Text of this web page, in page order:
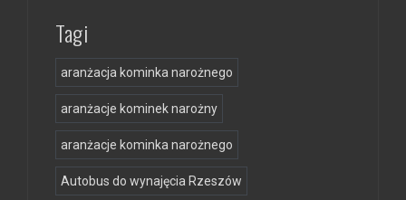
Tagi
aranżacja kominka narożnego
aranżacje kominek narożny
aranżacje kominka narożnego
Autobus do wynajęcia Rzeszów